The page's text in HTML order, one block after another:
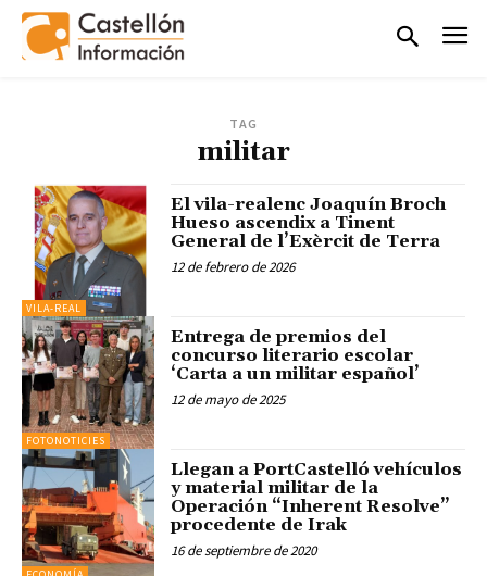
TAG
militar
VILA-REAL
El vila-realenc Joaquín Broch
Hueso ascendix a Tinent
General de l’Exèrcit de Terra
12 de febrero de 2026
FOTONOTICIES
Entrega de premios del
concurso literario escolar
‘Carta a un militar español’
12 de mayo de 2025
Llegan a PortCastelló vehículos
y material militar de la
Operación “Inherent Resolve”
procedente de Irak
16 de septiembre de 2020